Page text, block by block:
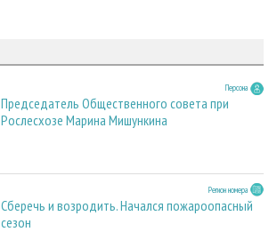
Персона
Председатель Общественного совета при
Рослесхозе Марина Мишункина
Регион номера
Сберечь и возродить. Начался пожароопасный
сезон